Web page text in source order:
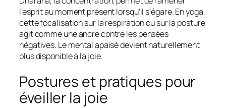
l’esprit au moment présent lorsqu’il s’égare. En yoga,
cette focalisation sur la respiration ou sur la posture
agit comme une ancre contre les pensées
négatives. Le mental apaisé devient naturellement
plus disponible à la joie.
Postures et pratiques pour
éveiller la joie